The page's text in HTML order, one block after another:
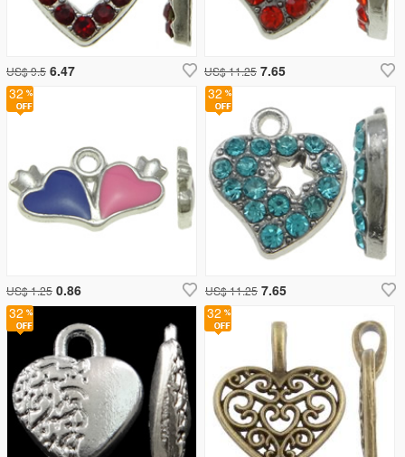
32
US$ 11.25 7.65
32
32
US$ 11.25 7.65
US$ 9.5 6.47
32
US$ 1.25 0.86